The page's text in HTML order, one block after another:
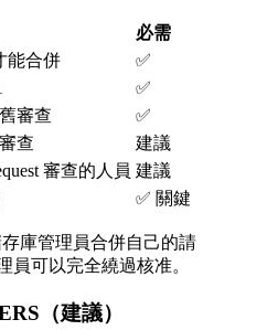
必需
能合併
✅
✅
審查
✅
查
建議
審查的人員 建議
✅ 關鍵
存庫管理員合併自己的請
員可以完全繞過核准。
（建議）